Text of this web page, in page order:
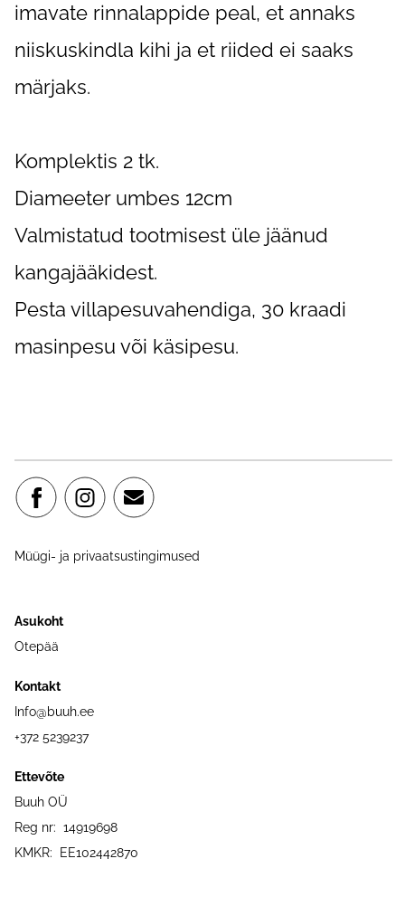
imavate rinnalappide peal, et annaks
niiskuskindla kihi ja et riided ei saaks
märjaks.
Komplektis 2 tk.
Diameeter umbes 12cm
Valmistatud tootmisest üle jäänud
kangajääkidest.
Pesta villapesuvahendiga, 30 kraadi
masinpesu või käsipesu.
Müügi- ja privaatsustingimused
Asukoht
Otepää
Kontakt
Info@buuh.ee
+372 5239237
Ettevõte
Buuh OÜ
Reg nr: 14919698
KMKR: EE102442870